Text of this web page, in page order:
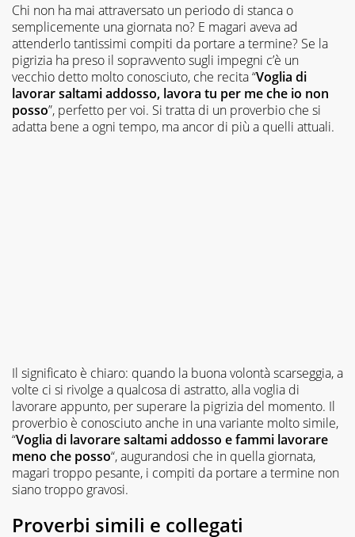
Chi non ha mai attraversato un periodo di stanca o
semplicemente una giornata no? E magari aveva ad
attenderlo tantissimi compiti da portare a termine? Se la
pigrizia ha preso il sopravvento sugli impegni c’è un
vecchio detto molto conosciuto, che recita “Voglia di
lavorar saltami addosso, lavora tu per me che io non
posso”, perfetto per voi. Si tratta di un proverbio che si
adatta bene a ogni tempo, ma ancor di più a quelli attuali.
Il significato è chiaro: quando la buona volontà scarseggia, a
volte ci si rivolge a qualcosa di astratto, alla voglia di
lavorare appunto, per superare la pigrizia del momento. Il
proverbio è conosciuto anche in una variante molto simile,
“Voglia di lavorare saltami addosso e fammi lavorare
meno che posso“, augurandosi che in quella giornata,
magari troppo pesante, i compiti da portare a termine non
siano troppo gravosi.
Proverbi simili e collegati